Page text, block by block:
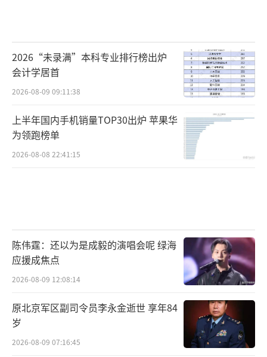
2026“未录满”本科专业排行榜出炉
会计学居首
2026-08-09 09:11:38
上半年国内手机销量TOP30出炉 苹果华
为领跑榜单
2026-08-08 22:41:15
陈伟霆：还以为是成毅的演唱会呢 绿海
应援成焦点
2026-08-09 12:08:14
原北京军区副司令员李永金逝世 享年84
岁
2026-08-09 07:16:45